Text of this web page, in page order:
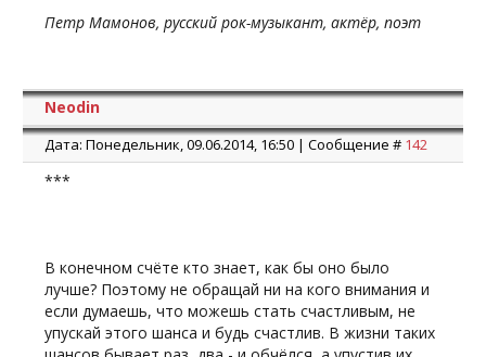
Петр Мамонов, русский рок-музыкант, актёр, поэт
Neodin
Дата: Понедельник, 09.06.2014, 16:50 | Сообщение # 142
***
В конечном счёте кто знает, как бы оно было
лучше? Поэтому не обращай ни на кого внимания и
если думаешь, что можешь стать счастливым, не
упускай этого шанса и будь счастлив. В жизни таких